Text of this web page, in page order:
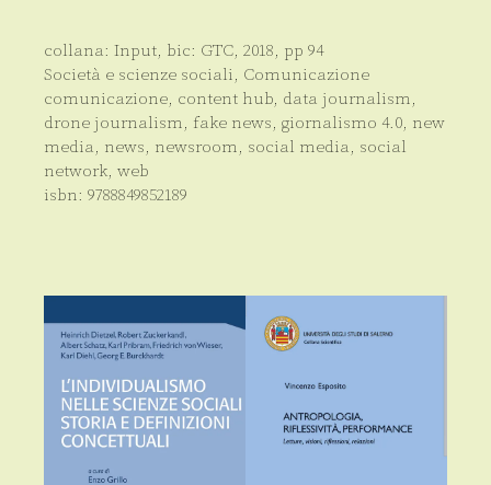
collana: Input, bic: GTC, 2018, pp 94
Società e scienze sociali, Comunicazione
comunicazione, content hub, data journalism,
drone journalism, fake news, giornalismo 4.0, new
media, news, newsroom, social media, social
network, web
isbn: 9788849852189